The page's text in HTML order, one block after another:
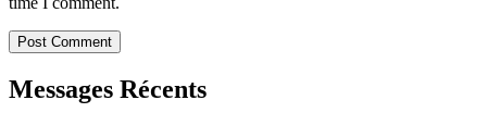
Messages Récents